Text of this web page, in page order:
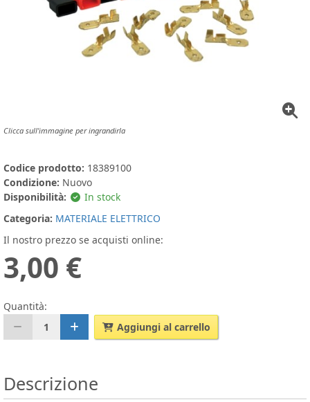
Clicca sull'immagine per ingrandirla
Codice prodotto: 18389100
Condizione: Nuovo
Disponibilità:
In stock
Categoria: MATERIALE ELETTRICO
Il nostro prezzo se acquisti online:
3,00 €
Quantità:
1
Aggiungi al carrello
Descrizione